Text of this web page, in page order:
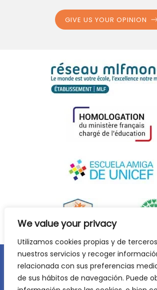
We value your privacy
Utilizamos cookies propias y de
nuestros servicios y recoger
relacionada con sus preferencias
de sus hábitos de navegación. Puede
GIVE US YOUR OPINION
Legal notice Privacy policy
©2026Lycée Français Molière de